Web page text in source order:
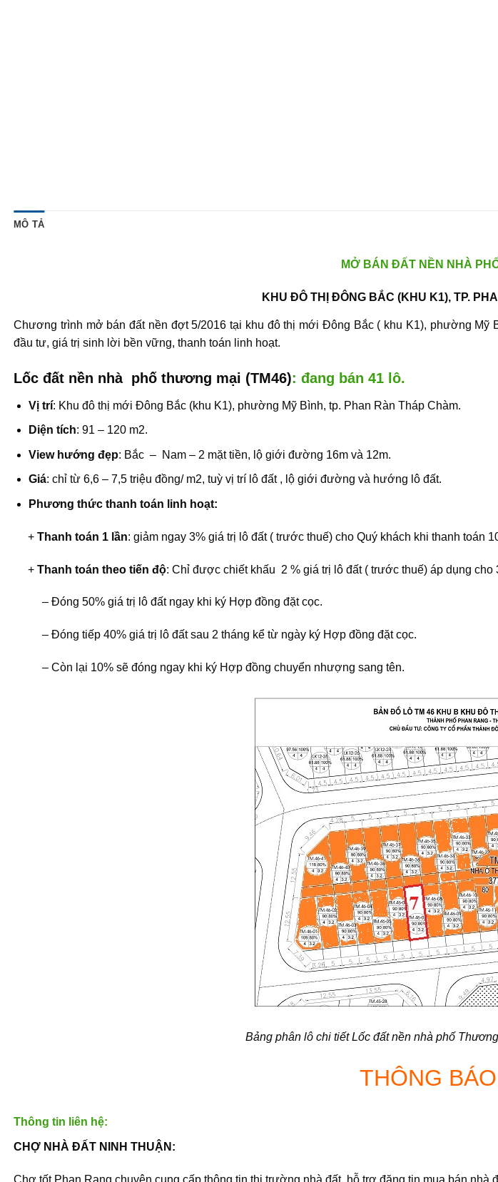
MÔ TẢ
MỞ BÁN ĐẤT NỀN NHÀ
KHU ĐÔ THỊ ĐÔNG BẮC (KHU K1), TP.
Chương trình mở bán đất nền đợt 5/2016 tại khu đô thị mới Đông Bắc ( khu K1), phường Mỹ
đầu tư, giá trị sinh lời bền vững, thanh toán linh hoạt.
Lốc đất nền nhà phố thương mại (TM46): đang bán 41 lô.
Vị trí: Khu đô thị mới Đông Bắc (khu K1), phường Mỹ Bình, tp. Phan Ràn Tháp Chàm.
Diện tích: 91 – 120 m2.
View hướng đẹp: Bắc – Nam – 2 mặt tiền, lộ giới đường 16m và 12m.
Giá: chỉ từ 6,6 – 7,5 triệu đồng/ m2, tuỳ vị trí lô đất , lộ giới đường và hướng lô đất.
Phương thức thanh toán linh hoạt:
+ Thanh toán 1 lần: giảm ngay 3% giá trị lô đất ( trước thuế) cho Quý khách khi thanh toán
+ Thanh toán theo tiến độ: Chỉ được chiết khấu 2 % giá trị lô đất ( trước thuế) áp dụng
– Đóng 50% giá trị lô đất ngay khi ký Hợp đồng đặt cọc.
– Đóng tiếp 40% giá trị lô đất sau 2 tháng kể từ ngày ký Hợp đồng đặt cọc.
– Còn lại 10% sẽ đóng ngay khi ký Hợp đồng chuyển nhượng sang tên.
Bảng phân lô chi tiết Lốc đất nền nhà phố
THÔNG
Thông tin liên hệ:
CHỢ NHÀ ĐẤT NINH THUẬN:
Chợ tốt Phan Rang chuyên cung cấp thông tin thị trường nhà đất, hỗ trợ đăng tin mua bán nhà